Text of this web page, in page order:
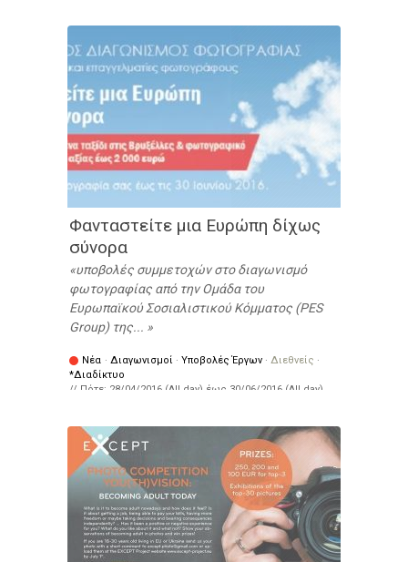
Φανταστείτε μια Ευρώπη δίχως
σύνορα
υποβολές συμμετοχών στο διαγωνισμό
φωτογραφίας από την Ομάδα του
Ευρωπαϊκού Σοσιαλιστικού Κόμματος (PES
Group) της...
Νέα · Διαγωνισμοί · Υποβολές Έργων · Διεθνείς ·
*Διαδίκτυο
// Πότε: 28/04/2016 (All day) έως 30/06/2016 (All day)